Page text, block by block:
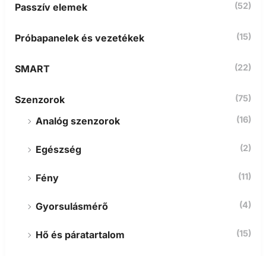
Passzív elemek (52)
Próbapanelek és vezetékek (15)
SMART (22)
Szenzorok (75)
Analóg szenzorok (16)
Egészség (2)
Fény (11)
Gyorsulásmérő (4)
Hő és páratartalom (15)